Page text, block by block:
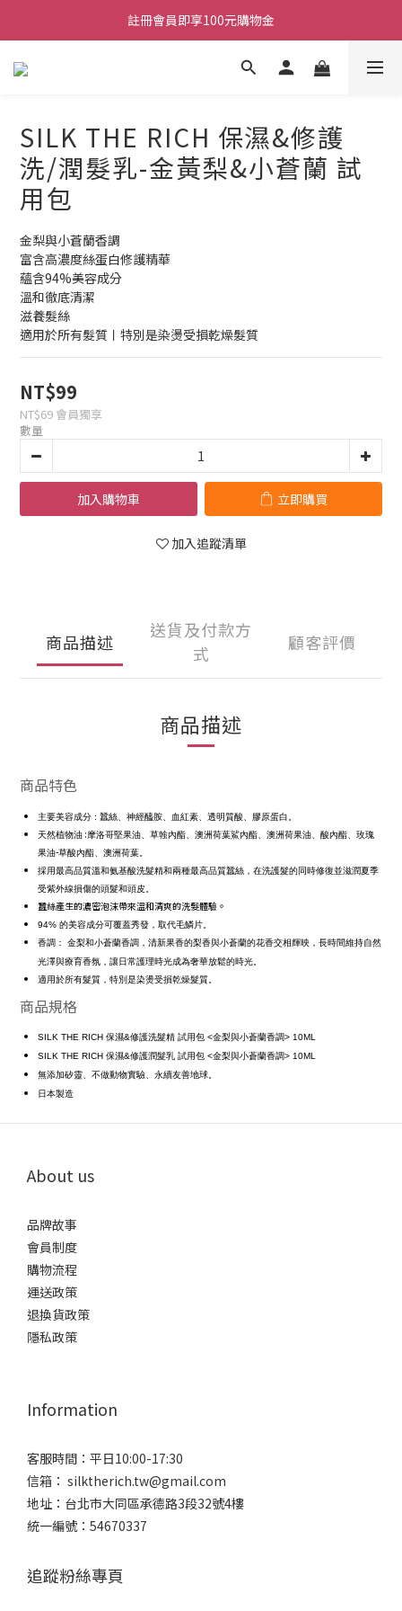
註冊會員即享100元購物金
註冊會員即享100元購物金
全館不限金額，即享免運
SILK THE RICH 保濕&修護
洗/潤髮乳-金黃梨&小蒼蘭 試
用包
金梨與小蒼蘭香調
富含高濃度絲蛋白修護精華
蘊含94%美容成分
溫和徹底清潔
滋養髮絲
適用於所有髮質〡特別是染燙受損乾燥髮質
NT$99
NT$69 會員獨享
數量
加入購物車 立即購買
加入追蹤清單
商品描述
送貨及付款方
式
顧客評價
商品描述
商品特色
主要美容成分 : 蠶絲、神經醯胺、血紅素、透明質酸、膠原蛋白。
天然植物油 :摩洛哥堅果油、草螒內酯、澳洲荷葉鯊內酯、澳洲荷果油、酸內酯、玫瑰
果油-草酸內酯、澳洲荷葉
採用最高品質溫和氨基酸洗髮精和兩種最高品質蠶絲，在洗護髮的同時修復並滋潤夏季
受紫外線損傷的頭髮和頭皮。
蠶絲產生的濃密泡沫帶來溫和清爽的洗髮體驗。
94% 的美容成分可覆蓋秀發，取代毛鱗片。
香調： 金梨和小蒼蘭香調，清新果香的梨香與小蒼蘭的花香交相輝映， 長時間維持自然
光澤與療育香氛， 讓日常護理時光成為奢華放鬆的時光。
適用於所有髮質，特別是染燙受損乾燥髮質。
商品規格
SILK THE RICH 保濕&修護洗髮精 試用包 <金梨與小蒼蘭香調> 10ML
SILK THE RICH 保濕&修護潤髮乳 試用包 <金梨與小蒼蘭香調> 10ML
無添加矽靈、不做動物實驗、永續友善地球。
日本製造
About us
品牌故事
會員制度
購物流程
運送政策
退換貨政策
隱私政策
Information
客服時間：平日10:00-17:30
信箱： silktherich.tw@gmail.com
地址：台北市大同區承德路3段32號4樓
統一編號：54670337
追蹤粉絲專頁